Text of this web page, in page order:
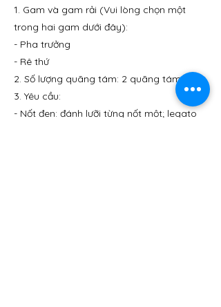
1. Gam và gam rải (Vui lòng chọn một
trong hai gam dưới đây):
- Pha trưởng
- Rê thứ
2. Số lượng quãng tám: 2 quãng tám
3. Yêu cầu:
- Nốt đen: đánh lưỡi từng nốt một; legato